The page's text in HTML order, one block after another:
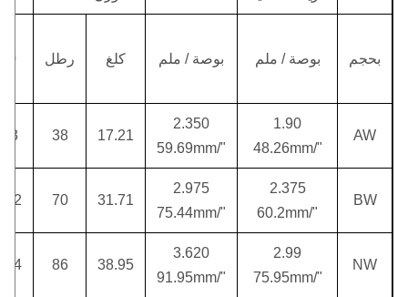
بحجم بوصة / ملم بوصة / ملم كلغ رطل
AW
1.90
"/48.26mm
2.350
"/59.69mm
17.21
38
BW
2.375
"/60.2mm
2.975
"/75.44mm
31.71
70
NW
2.99
"/75.95mm
3.620
"/91.95mm
38.95
86